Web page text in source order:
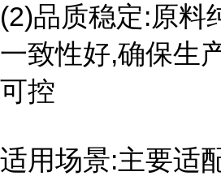
(2)品质稳定:原料
一致性好,确保生
可控
适用场景:主要适